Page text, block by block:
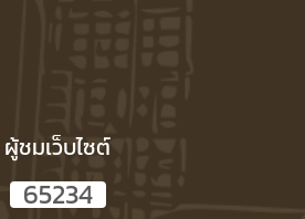
ผู้ชมเว็บไซต์
65234